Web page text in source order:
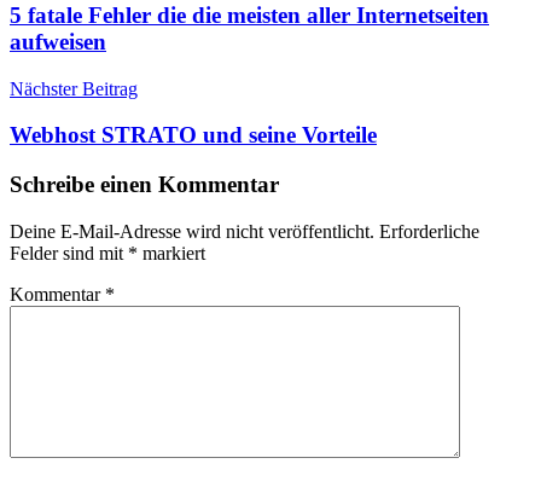
5 fatale Fehler die die meisten aller Internetseiten
aufweisen
Nächster Beitrag
Webhost STRATO und seine Vorteile
Schreibe einen Kommentar
Deine E-Mail-Adresse wird nicht veröffentlicht. Erforderliche
Felder sind mit * markiert
Kommentar *